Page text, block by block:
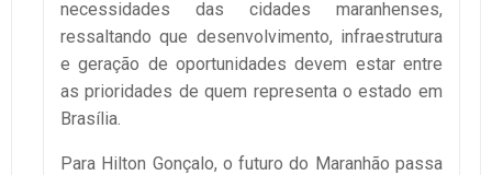
necessidades das cidades maranhenses,
ressaltando que desenvolvimento, infraestrutura
e geração de oportunidades devem estar entre
as prioridades de quem representa o estado em
Brasília.
Para Hilton Gonçalo, o futuro do Maranhão passa